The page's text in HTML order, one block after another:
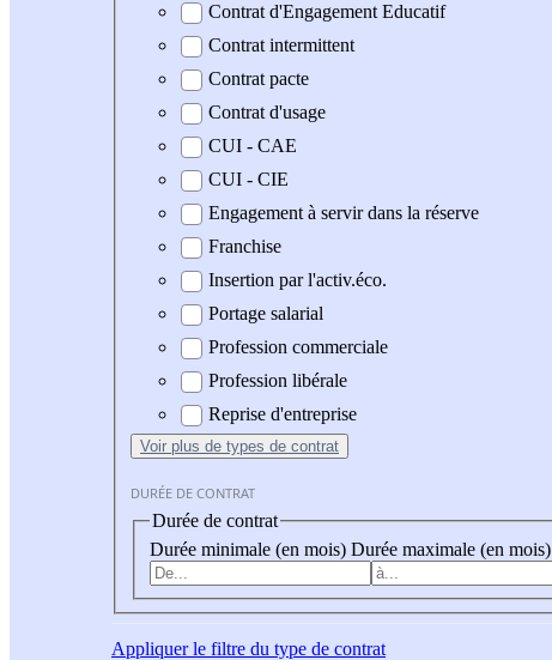
Contrat d'Engagement Educatif
Contrat intermittent
Contrat pacte
Contrat d'usage
CUI - CAE
CUI - CIE
Engagement à servir dans la réserve
Franchise
Insertion par l'activ.éco.
Portage salarial
Profession commerciale
Profession libérale
Reprise d'entreprise
Voir plus de types de contrat
DURÉE DE CONTRAT
Durée de contrat
Durée minimale (en mois) Durée maximale (en mois)
Appliquerle filtre du type de contrat